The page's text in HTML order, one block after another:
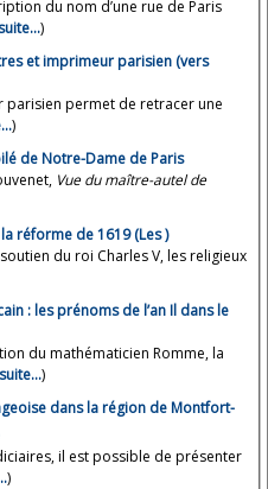
du nom d’une rue de Paris
)
et imprimeur parisien (vers
parisien permet de retracer une
)
de Notre-Dame de Paris
Vue du maître-autel de
réforme de 1619 (Les )
du roi Charles V, les religieux
: les prénoms de l’an Il dans le
du mathématicien Romme, la
)
dans la région de Montfort-
il est possible de présenter
)